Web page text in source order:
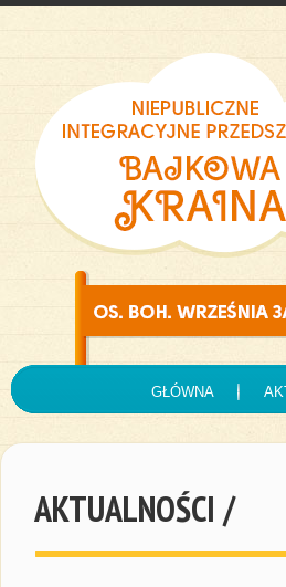
GŁÓWNA
AKTUALNOŚCI /